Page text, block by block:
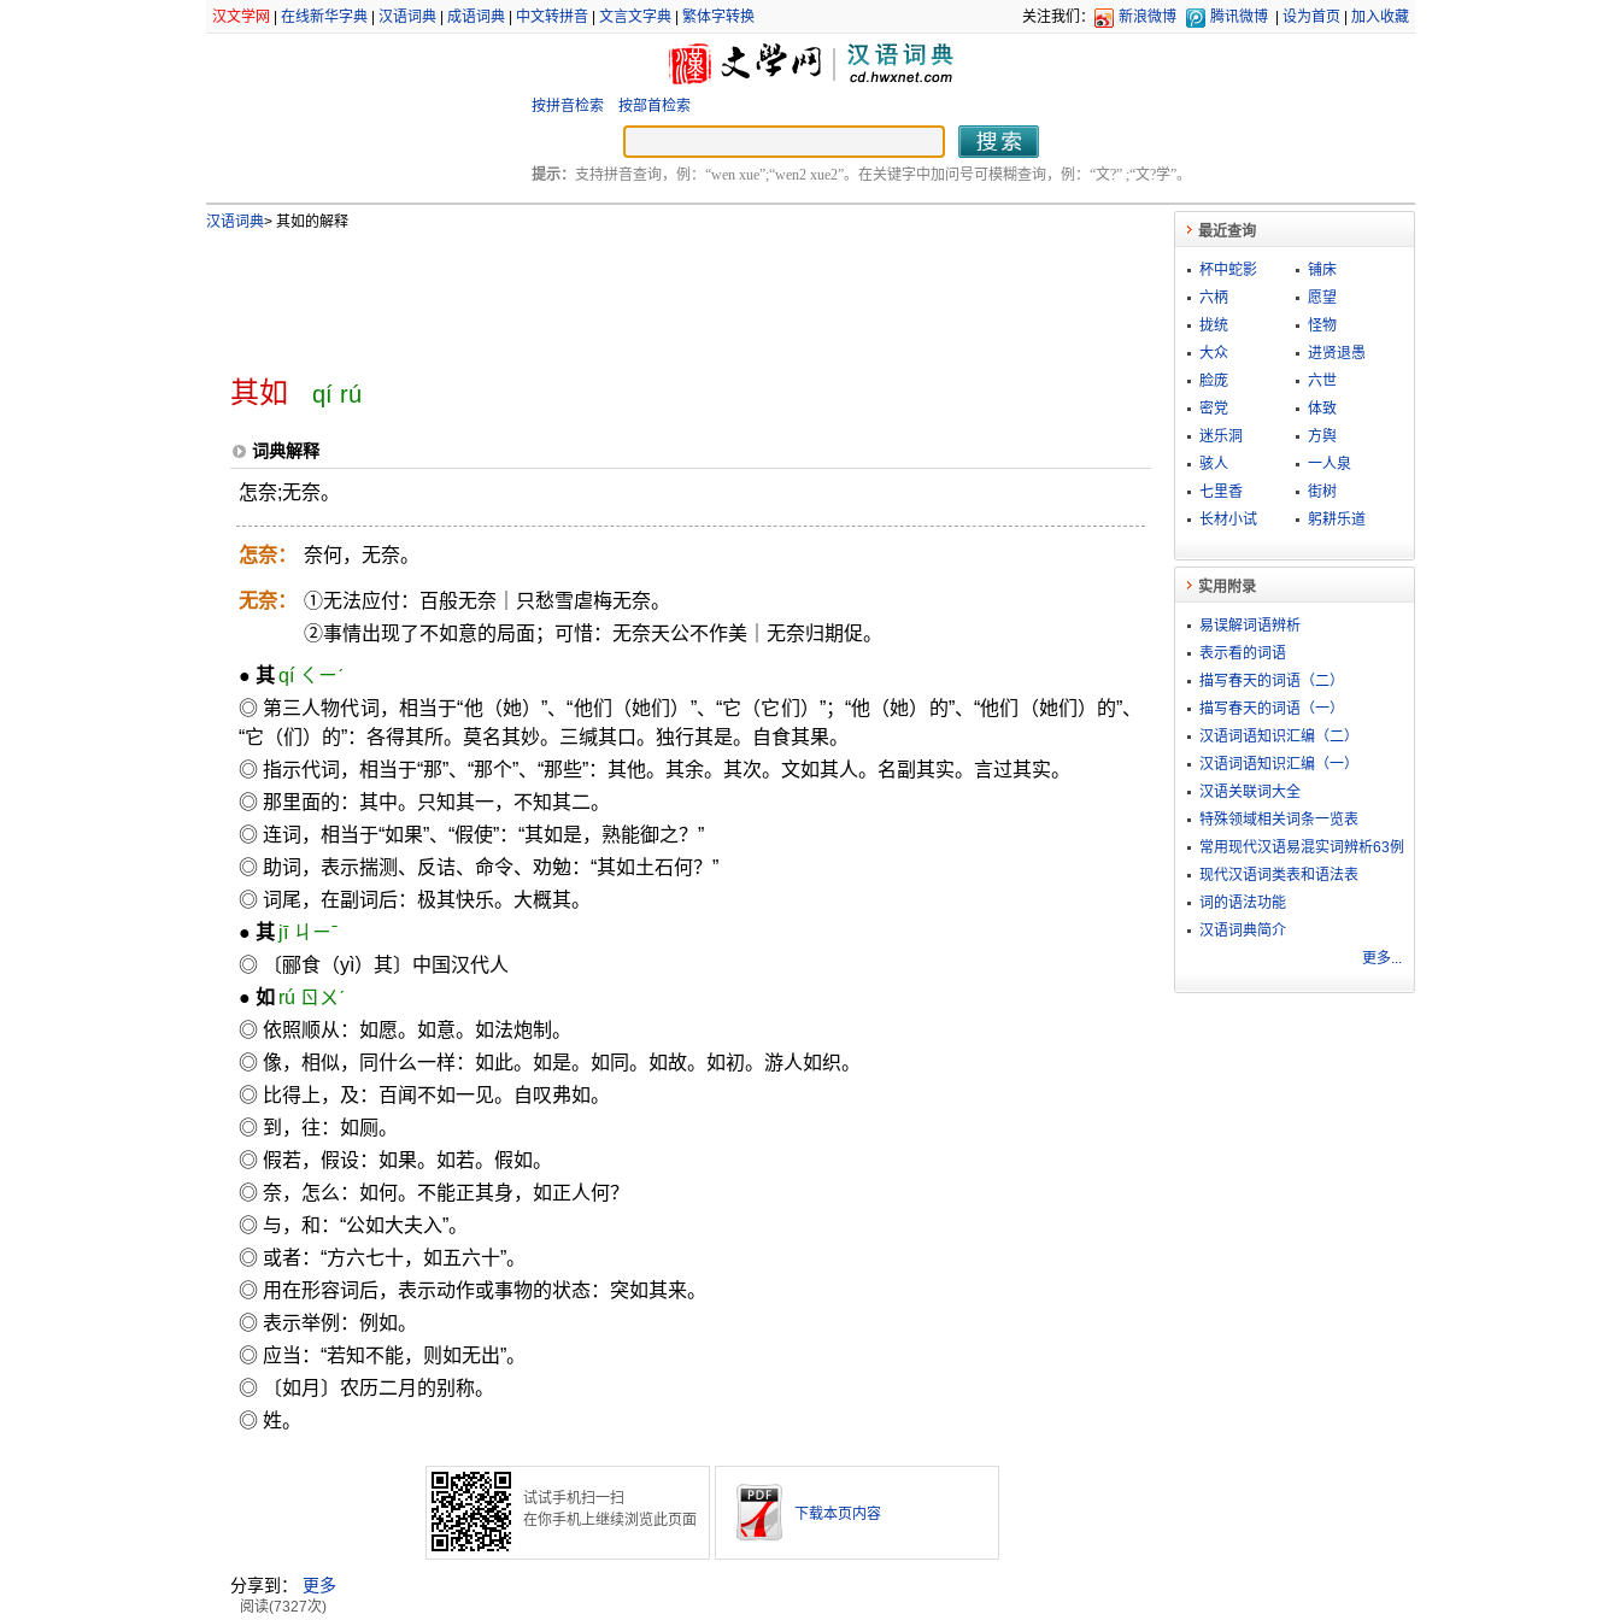
汉文学网 在线新华字典| 汉语词典| 成语词典| 中文转拼音| 文言文字典| 繁体字转换 关注我们： 新浪微博 腾讯微博 设为首页 加入收藏
按拼音检索 按部首检索
提示： 支持拼音查询，例：“wen xue”;“wen2 xue2”。在关键字中加问号可模糊查询，例：“文?” ;“文?学”。
汉语词典>其如的解释
其如 qí rú
词典解释
怎奈;无奈。
怎奈： 奈何，无奈。
无奈：
①无法应付：百般无奈｜只愁雪虐梅无奈。
②事情出现了不如意的局面；可惜：无奈天公不作美｜无奈归期促。
● 其 qí ㄑㄧˊ
◎ 第三人物代词，相当于“他（她）”、“他们（她们）”、“它（它们）”；“他（她）的”、“他们（她们）的”、
“它（们）的”：各得其所。莫名其妙。三缄其口。独行其是。自食其果。
◎ 指示代词，相当于“那”、“那个”、“那些”：其他。其余。其次。文如其人。名副其实。言过其实。
◎ 那里面的：其中。只知其一，不知其二。
◎ 连词，相当于“如果”、“假使”：“其如是，熟能御之？”
◎ 助词，表示揣测、反诘、命令、劝勉：“其如土石何？”
◎ 词尾，在副词后：极其快乐。大概其。
● 其 jī ㄐㄧˉ
◎ 〔郦食（yì）其〕中国汉代人
● 如 rú ㄖㄨˊ
◎ 依照顺从：如愿。如意。如法炮制。
◎ 像，相似，同什么一样：如此。如是。如同。如故。如初。游人如织。
◎ 比得上，及：百闻不如一见。自叹弗如。
◎ 到，往：如厕。
◎ 假若，假设：如果。如若。假如。
◎ 奈，怎么：如何。不能正其身，如正人何？
◎ 与，和：“公如大夫入”。
◎ 或者：“方六七十，如五六十”。
◎ 用在形容词后，表示动作或事物的状态：突如其来。
◎ 表示举例：例如。
◎ 应当：“若知不能，则如无出”。
◎ 〔如月〕农历二月的别称。
◎ 姓。
试试手机扫一扫
在你手机上继续浏览此页面
下载本页内容
分享到： 更多
阅读(7327次)
最近查询
杯中蛇影
铺床
六柄
愿望
拢统
怪物
大众
进贤退愚
脸庞
六世
密党
体致
迷乐洞
方舆
骇人
一人泉
七里香
街树
长材小试
躬耕乐道
实用附录
易误解词语辨析
表示看的词语
描写春天的词语（二）
描写春天的词语（一）
汉语词语知识汇编（二）
汉语词语知识汇编（一）
汉语关联词大全
特殊领域相关词条一览表
常用现代汉语易混实词辨析63例
现代汉语词类表和语法表
词的语法功能
汉语词典简介
更多...